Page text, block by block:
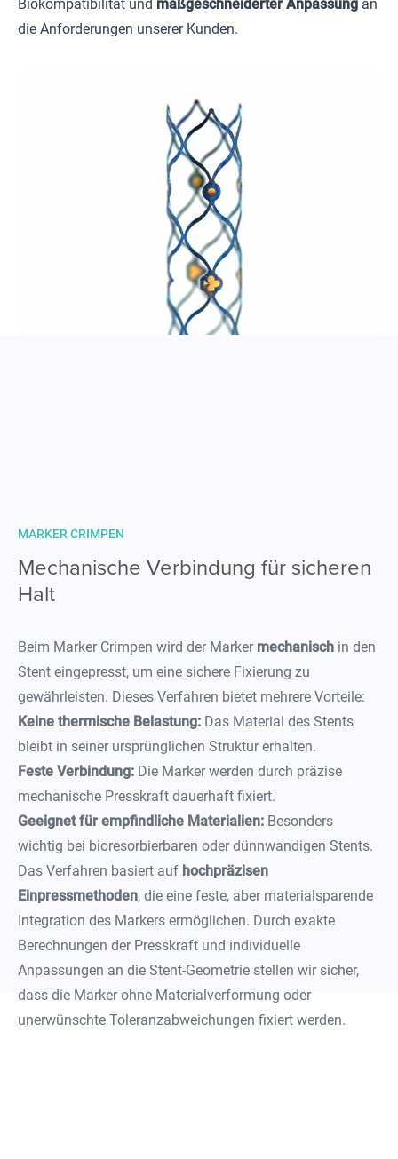
Biokompatibilität und maßgeschneiderter Anpassung an
die Anforderungen unserer Kunden.
MARKER CRIMPEN
Mechanische Verbindung für sicheren
Halt
Beim Marker Crimpen wird der Marker mechanisch in den
Stent eingepresst, um eine sichere Fixierung zu
gewährleisten. Dieses Verfahren bietet mehrere Vorteile:
Keine thermische Belastung: Das Material des Stents
bleibt in seiner ursprünglichen Struktur erhalten.
Feste Verbindung: Die Marker werden durch präzise
mechanische Presskraft dauerhaft fixiert.
Geeignet für empfindliche Materialien: Besonders
wichtig bei bioresorbierbaren oder dünnwandigen Stents.
Das Verfahren basiert auf hochpräzisen
Einpressmethoden, die eine feste, aber materialsparende
Integration des Markers ermöglichen. Durch exakte
Berechnungen der Presskraft und individuelle
Anpassungen an die Stent-Geometrie stellen wir sicher,
dass die Marker ohne Materialverformung oder
unerwünschte Toleranzabweichungen fixiert werden.